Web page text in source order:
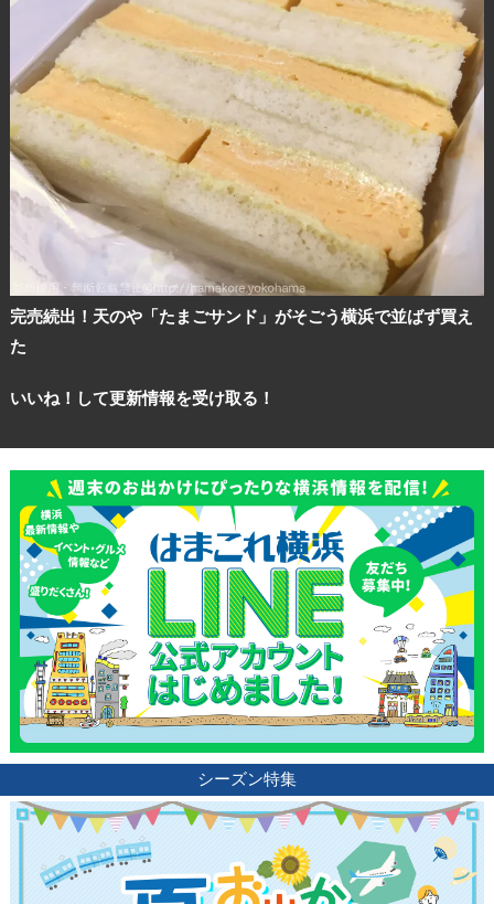
完売続出！天のや「たまごサンド」がそごう横浜で並ばず買え
た
いいね！して更新情報を受け取る！
シーズン特集
観光ガイド